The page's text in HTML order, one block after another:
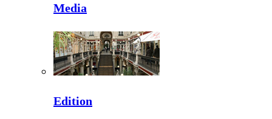
Media
Edition